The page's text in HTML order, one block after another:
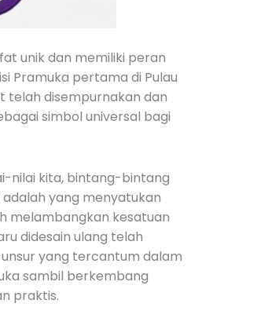
unik dan memiliki peran
Pramuka pertama di Pulau
telah disempurnakan dan
simbol universal bagi
nilai kita, bintang-bintang
yang menyatukan
melambangkan kesatuan
didesain ulang telah
yang tercantum dalam
sambil berkembang
praktis.